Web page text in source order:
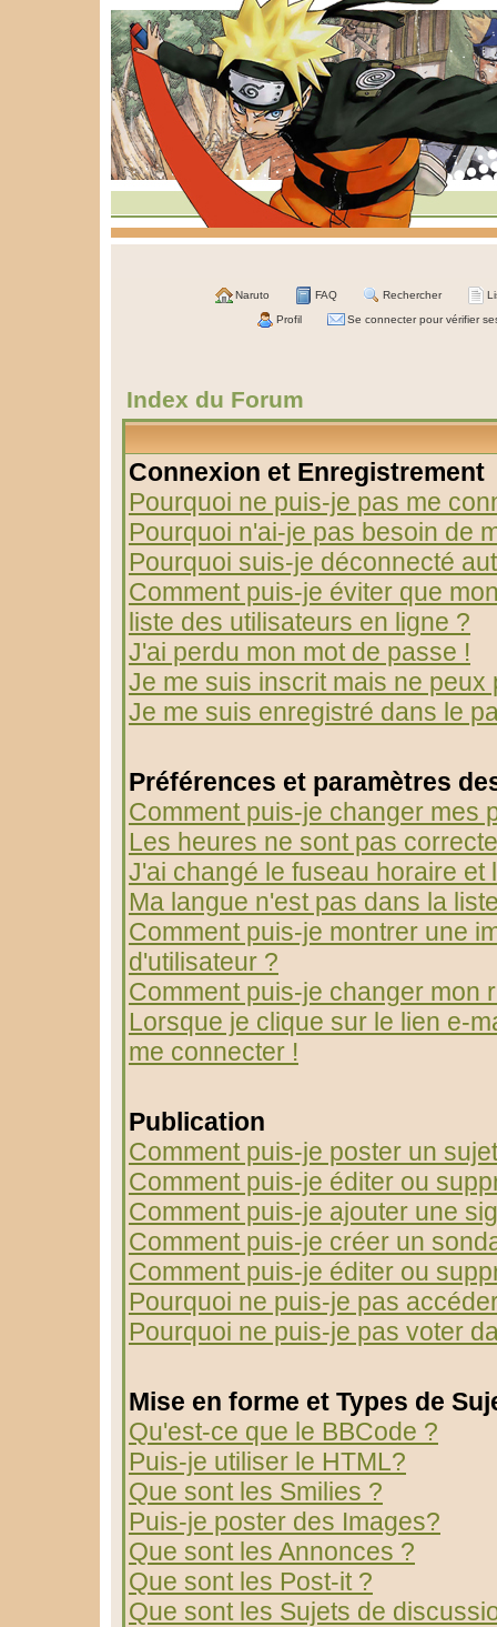
Naruto FAQ Rechercher
Profil Se connecter pour vérifier
Index du Forum
Connexion et Enregistrement
Pourquoi ne puis-je pas me
Pourquoi n'ai-je pas besoin de
Pourquoi suis-je déconnecté
Comment puis-je éviter que
liste des utilisateurs en ligne ?
J'ai perdu mon mot de passe !
Je me suis inscrit mais ne peux
Je me suis enregistré dans le
Préférences et paramètres
Comment puis-je changer mes
Les heures ne sont pas
J'ai changé le fuseau horaire
Ma langue n'est pas dans la
Comment puis-je montrer une
d'utilisateur ?
Comment puis-je changer mon
Lorsque je clique sur le lien e-
me connecter !
Publication
Comment puis-je poster un
Comment puis-je éditer ou
Comment puis-je ajouter une
Comment puis-je créer un
Comment puis-je éditer ou
Pourquoi ne puis-je pas
Pourquoi ne puis-je pas voter
Mise en forme et Types de
Qu'est-ce que le BBCode ?
Puis-je utiliser le HTML?
Que sont les Smilies ?
Puis-je poster des Images?
Que sont les Annonces ?
Que sont les Post-it ?
Que sont les Sujets de